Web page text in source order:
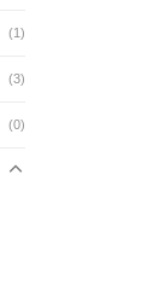
(1)
(3)
(0)